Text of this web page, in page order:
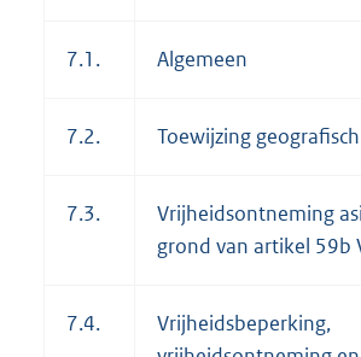
7.1. Algemeen
7.2. Toewijzing
7.3.
Vrijheidsontneming
grond van artikel 59b
7.4.
Vrijheidsbeperking,